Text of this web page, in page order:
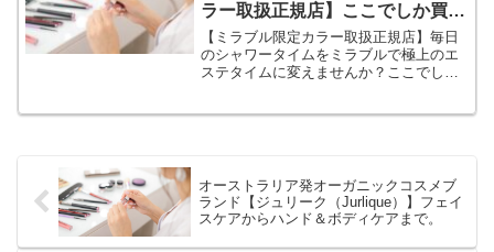
ラー取扱正規店】ここでしか買え
ない限定カラー
【ミラブル限定カラー取扱正規店】毎日
のシャワータイムをミラブルで極上のエ
ステタイムに変えませんか？ここでしか
オーストラリア発オーガニックコスメブ
ランド【ジュリーク（Jurlique）】フェイ
スケアからハンド＆ボディケアまで。